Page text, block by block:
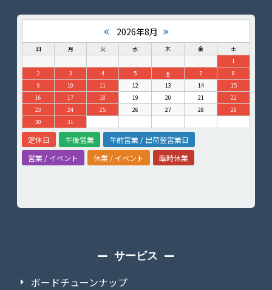
« 2026年8月 »
日 月 火 水 木 金
土
1
2
3 4 5 6 7
8
9
10 11 12 13 14
15
16
17 18 19 20 21
22
23
24 25 26 27 28
29
30
31
定休日 午後営業
午前営業 / 出荷翌営業日
営業 / イベント
休業 / イベント 臨時休業
サービス
ボードチューンナップ